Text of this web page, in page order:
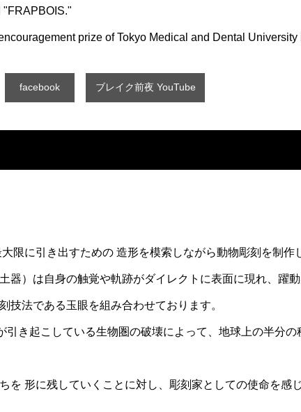
"FRAPBOIS."
prize of Tokyo Medical and Dental University
facebook ブレイク前夜 YouTube
限に引き出すための 造形を模索しながら動物彫刻を制作
器）は自身の触覚や軌跡がダイレクトに表面に現れ、躍動
技法である玉眼を組み合わせております。
引き起こしている生物圏の破壊によって、地球上の半分
を 形に残していくことに対し、彫刻家としての使命を感